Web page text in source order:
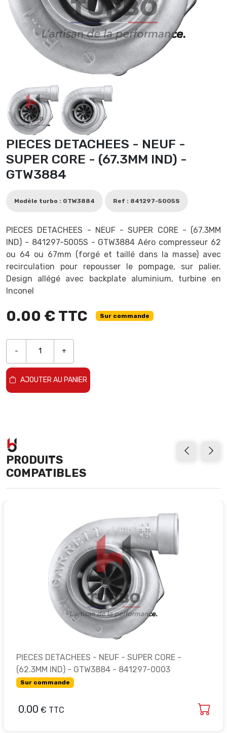
PIECES DETACHEES - NEUF -
SUPER CORE - (67.3MM IND) -
GTW3884
Modèle turbo : GTW3884 Ref : 841297-5005S
PIECES DETACHEES - NEUF - SUPER CORE - (67.3MM
IND) - 841297-5005S - GTW3884 Aéro compresseur 62
ou 64 ou 67mm (forgé et taillé dans la masse) avec
recirculation pour repousser le pompage, sur palier.
Design allégé avec backplate aluminium, turbine en
Inconel
0.00 € TTC Sur commande
- +
AJOUTER AU PANIER
PRODUITS
COMPATIBLES
PIECES DETACHEES - NEUF - SUPER CORE -
(62.3MM IND) - GTW3884 - 841297-0003
Sur commande
0.00 € TTC